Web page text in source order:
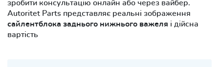
зробити консультацію онлайн або через вайбер.
Autoritet Parts представляє реальні зображення
сайлентблока заднього нижнього важеля і дійсна
вартість